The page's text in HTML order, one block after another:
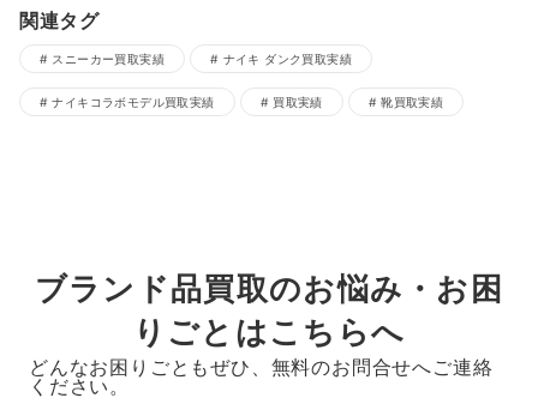
関連タグ
スニーカー買取実績 ナイキ ダンク買取実績
ナイキコラボモデル買取実績 買取実績 靴買取実績
ブランド品買取のお悩み・お困
りごとはこちらへ
どんなお困りごともぜひ、無料のお問合せへご連絡
ください。